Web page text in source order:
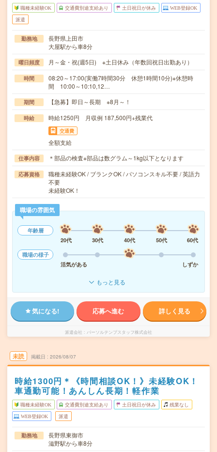
職種未経験OK 交通費別途支給あり 土日祝日が休み WEB登録OK
派遣
勤務地
長野県上田市
大屋駅から車8分
曜日頻度 月～金・祝(週5日) ※土日休み（年数回祝日出勤あり）
時間
08:20～17:00(実働7時間30分 休憩1時間10分)※休憩時
間 10:00～10:10,12…
期間 【急募】即日～長期 ※8月～！
時給 時給1250円 月収例 187,500円+残業代
交通費
全額支給
仕事内容 ＊部品の検査※部品は数グラム～1kg以下となります
応募資格
職種未経験OK / ブランクOK / パソコンスキル不要 / 英語力
不要
未経験OK！
職場の雰囲気
年齢層
20代
30代 40代 50代
60代
職場の様子
活気がある
しずか
もっと見る
気になる! 応募へ進む 詳しく見る
派遣会社 パーソルテンプスタッフ株式会社
未読 掲載日 2026/08/07
時給1300円＊《時間相談OK！》未経験OK！
車通勤可能！あんしん長期！軽作業
職種未経験OK 交通費別途支給あり 土日祝日が休み 残業なし
WEB登録OK 派遣
勤務地
長野県東御市
滋野駅から車8分